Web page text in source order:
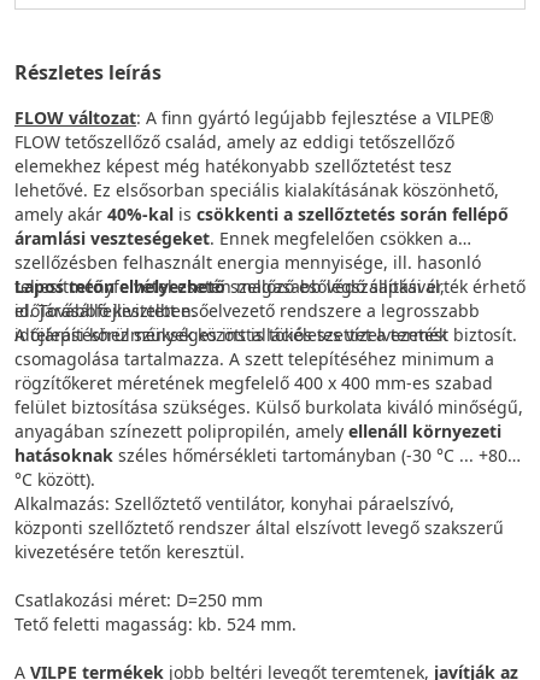
Részletes leírás
FLOW változat: A finn gyártó legújabb fejlesztése a VILPE®
FLOW tetőszellőző család, amely az eddigi tetőszellőző
elemekhez képest még hatékonyabb szellőztetést tesz
lehetővé. Ez elsősorban speciális kialakításának köszönhető,
amely akár 40%-kal is csökkenti a szellőztetés során fellépő
áramlási veszteségeket. Ennek megfelelően csökken a
szellőzésben felhasznált energia mennyisége, ill. hasonló
teljesítményfelvétel esetén magasabb légszállítási érték érhető
el. Továbbfejlesztett esőelvezető rendszere a legrosszabb
időjárási körülmények között is tökéletes vízelvezetést biztosít.
Lapos tetőn elhelyezhetőszellőző esővédő sapkával,
időjárásálló kivitelben.
A telepítéshez szükséges installációs szettet a termék
csomagolása tartalmazza. A szett telepítéséhez minimum a
rögzítőkeret méretének megfelelő 400 x 400 mm-es szabad
felület biztosítása szükséges. Külső burkolata kiváló minőségű,
anyagában színezett polipropilén, amely ellenáll környezeti
hatásoknak széles hőmérsékleti tartományban (-30 °C ... +80
°C között).
Alkalmazás: Szellőztető ventilátor, konyhai páraelszívó,
központi szellőztető rendszer által elszívott levegő szakszerű
kivezetésére tetőn keresztül.
Csatlakozási méret: D=250 mm
Tető feletti magasság: kb. 524 mm.
A VILPE termékek jobb beltéri levegőt teremtenek, javítják az